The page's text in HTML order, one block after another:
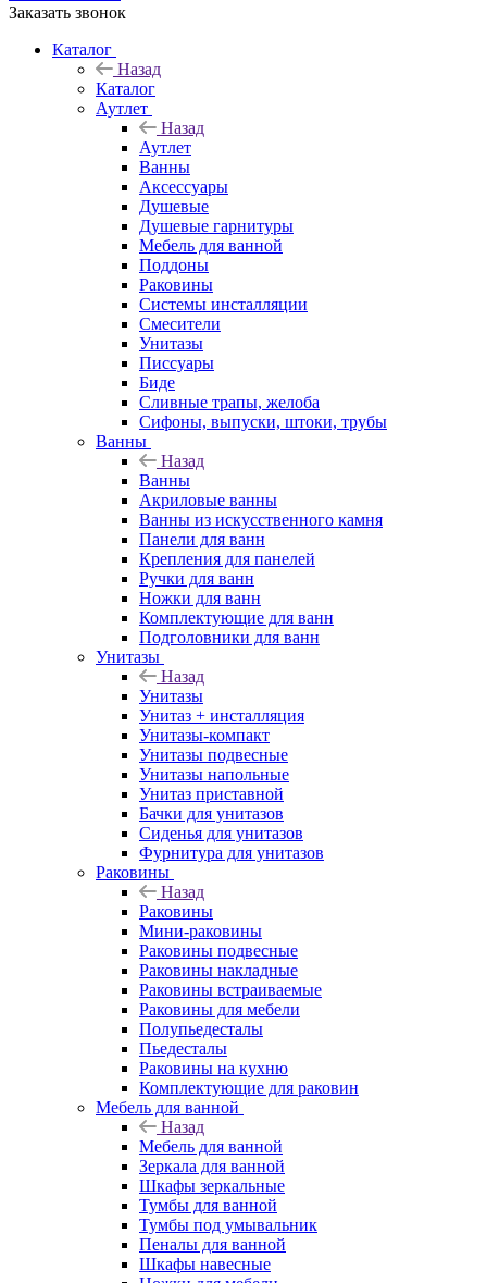
Заказать звонок
Каталог
Назад
Каталог
Аутлет
Назад
Аутлет
Ванны
Аксессуары
Душевые
Душевые гарнитуры
Мебель для ванной
Поддоны
Раковины
Системы инсталляции
Смесители
Унитазы
Писсуары
Биде
Сливные трапы, желоба
Сифоны, выпуски, штоки, трубы
Ванны
Назад
Ванны
Акриловые ванны
Ванны из искусственного камня
Панели для ванн
Крепления для панелей
Ручки для ванн
Ножки для ванн
Комплектующие для ванн
Подголовники для ванн
Унитазы
Назад
Унитазы
Унитаз + инсталляция
Унитазы-компакт
Унитазы подвесные
Унитазы напольные
Унитаз приставной
Бачки для унитазов
Сиденья для унитазов
Фурнитура для унитазов
Раковины
Назад
Раковины
Мини-раковины
Раковины подвесные
Раковины накладные
Раковины встраиваемые
Раковины для мебели
Полупьедесталы
Пьедесталы
Раковины на кухню
Комплектующие для раковин
Мебель для ванной
Назад
Мебель для ванной
Зеркала для ванной
Шкафы зеркальные
Тумбы для ванной
Тумбы под умывальник
Пеналы для ванной
Шкафы навесные